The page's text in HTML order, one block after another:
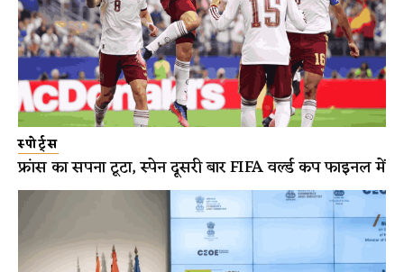
स्पोर्ट्स
फ्रांस का सपना टूटा, स्पेन दूसरी बार FIFA वर्ल्ड कप फाइनल में